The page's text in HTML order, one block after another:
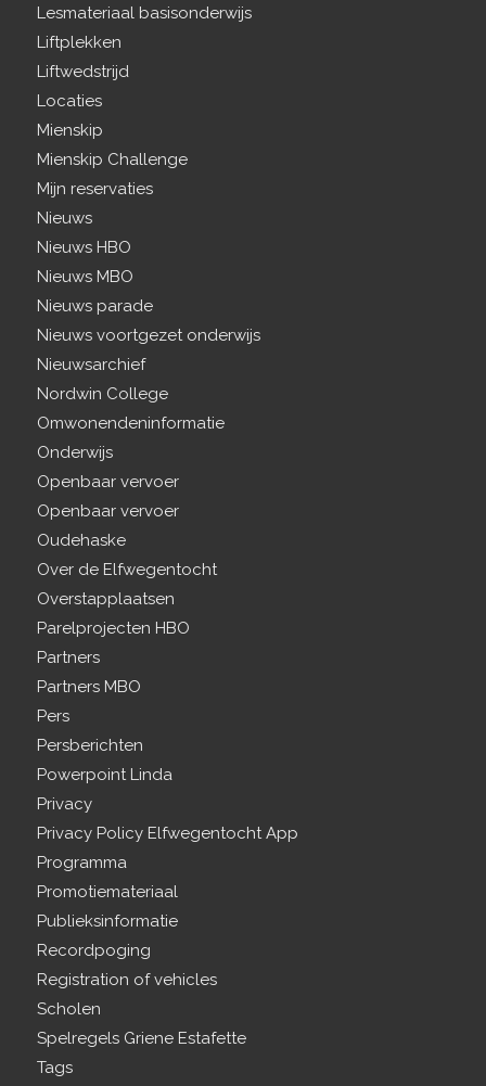
Lesmateriaal basisonderwijs
Liftplekken
Liftwedstrijd
Locaties
Mienskip
Mienskip Challenge
Mijn reservaties
Nieuws
Nieuws HBO
Nieuws MBO
Nieuws parade
Nieuws voortgezet onderwijs
Nieuwsarchief
Nordwin College
Omwonendeninformatie
Onderwijs
Openbaar vervoer
Openbaar vervoer
Oudehaske
Over de Elfwegentocht
Overstapplaatsen
Parelprojecten HBO
Partners
Partners MBO
Pers
Persberichten
Powerpoint Linda
Privacy
Privacy Policy Elfwegentocht App
Programma
Promotiemateriaal
Publieksinformatie
Recordpoging
Registration of vehicles
Scholen
Spelregels Griene Estafette
Tags